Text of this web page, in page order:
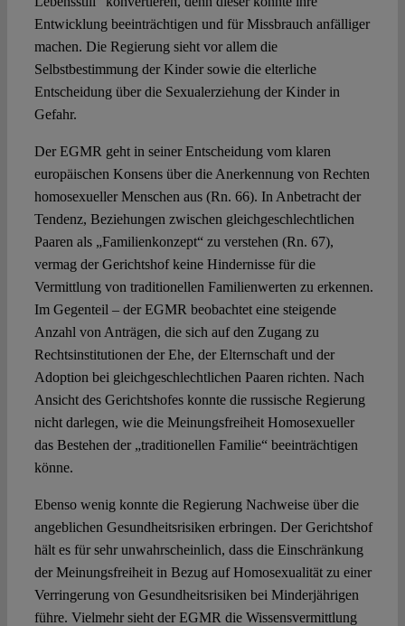
Entwicklung beeinträchtigen und für Missbrauch anfälliger
machen. Die Regierung sieht vor allem die
Selbstbestimmung der Kinder sowie die elterliche
Entscheidung über die Sexualerziehung der Kinder in
Gefahr.
Der EGMR geht in seiner Entscheidung vom klaren
europäischen Konsens über die Anerkennung von Rechten
homosexueller Menschen aus (Rn. 66). In Anbetracht der
Tendenz, Beziehungen zwischen gleichgeschlechtlichen
Paaren als „Familienkonzept“ zu verstehen (Rn. 67),
vermag der Gerichtshof keine Hindernisse für die
Vermittlung von traditionellen Familienwerten zu erkennen.
Im Gegenteil – der EGMR beobachtet eine steigende
Anzahl von Anträgen, die sich auf den Zugang zu
Rechtsinstitutionen der Ehe, der Elternschaft und der
Adoption bei gleichgeschlechtlichen Paaren richten. Nach
Ansicht des Gerichtshofes konnte die russische Regierung
nicht darlegen, wie die Meinungsfreiheit Homosexueller
das Bestehen der „traditionellen Familie“ beeinträchtigen
könne.
Ebenso wenig konnte die Regierung Nachweise über die
angeblichen Gesundheitsrisiken erbringen. Der Gerichtshof
hält es für sehr unwahrscheinlich, dass die Einschränkung
der Meinungsfreiheit in Bezug auf Homosexualität zu einer
Verringerung von Gesundheitsrisiken bei Minderjährigen
führe. Vielmehr sieht der EGMR die Wissensvermittlung